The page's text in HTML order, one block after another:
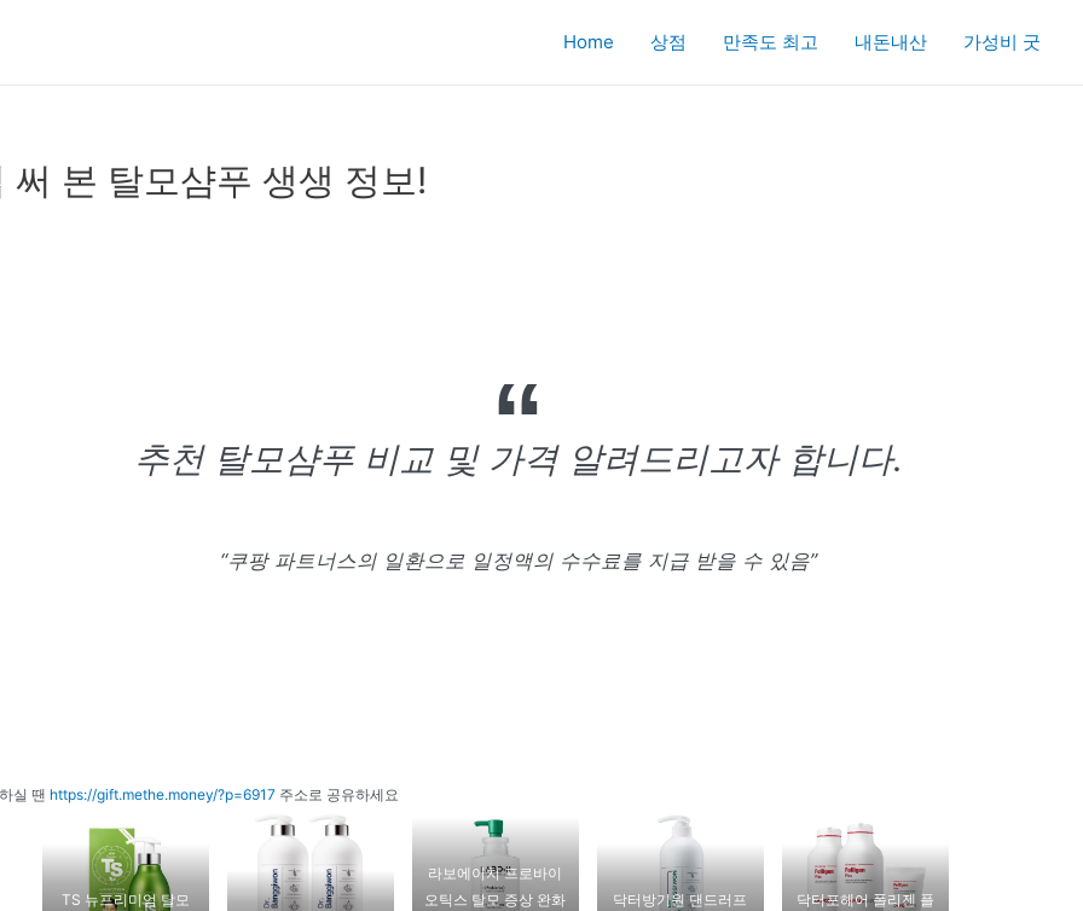
Home 상점 만족도 최고 내돈내산 가성비 굿
써 본 탈모샴푸 생생 정보!
추천 탈모샴푸 비교 및 가격 알려드리고자 합니다.
“쿠팡 파트너스의 일환으로 일정액의 수수료를 지급 받을 수 있음”
실 땐 https://gift.methe.money/?p=6917주소로 공유하세요
TS 뉴프리미엄 탈모
라보에이치 프로바이
오틱스 탈모 증상 완화
닥터방기원 댄드러프
닥터포헤어 폴리젠 플